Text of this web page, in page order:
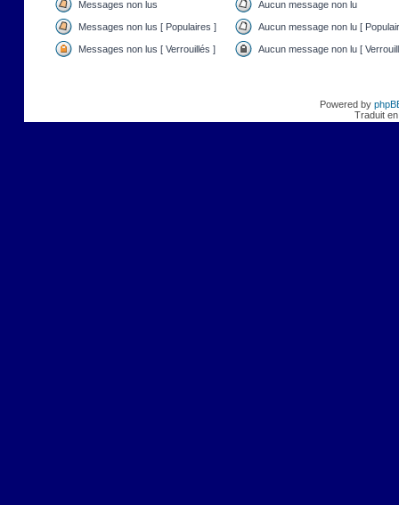
Messages non lus Aucun message non lu
Messages non lus [ Populaires ] Aucun message non lu [
Messages non lus [ Verrouillés ] Aucun message non lu [
Powered by
Traduit